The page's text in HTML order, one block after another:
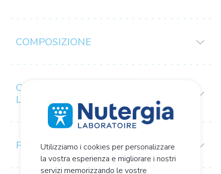
COMPOSIZIONE
CONSIGLI PER
L'USO/CONSERVAZIONE
PRECAUZIONI D'USO
Utilizziamo i cookies per personalizzare
la vostra esperienza e migliorare i nostri
servizi memorizzando le vostre